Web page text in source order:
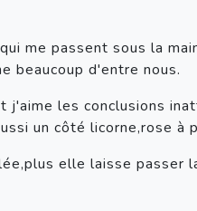
me passent sous la
beaucoup d'entre nous.
les conclusions
un côté licorne,rose à
elle laisse passer